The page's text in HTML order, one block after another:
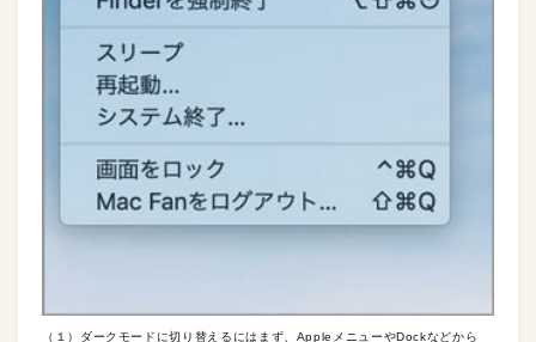
（１）ダークモードに切り替えるにはまず、AppleメニューやDockなどから